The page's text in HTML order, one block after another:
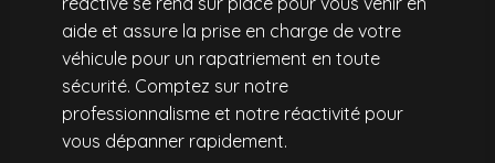
aide et assure la prise en charge de votre
véhicule pour un rapatriement en toute
sécurité. Comptez sur notre
professionnalisme et notre réactivité pour
vous dépanner rapidement.